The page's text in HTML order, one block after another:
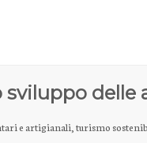
sviluppo delle
e artigianali, turismo